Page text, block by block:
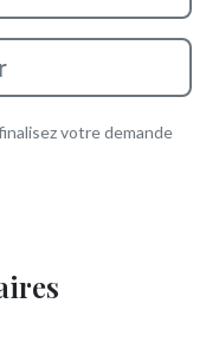
votre demande